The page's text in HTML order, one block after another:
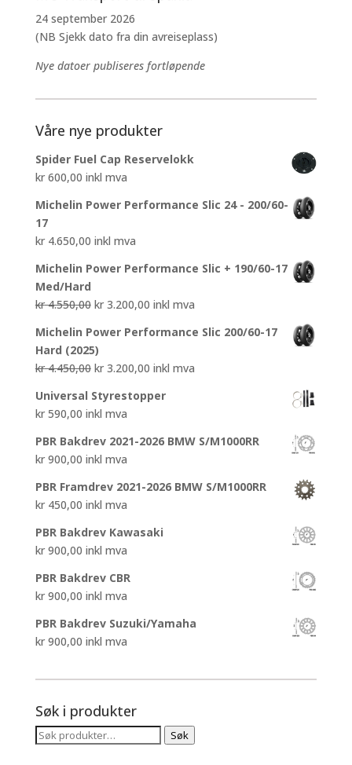
24 september 2026
(NB Sjekk dato fra din avreiseplass)
Nye datoer publiseres fortløpende
Våre nye produkter
Spider Fuel Cap Reservelokk
kr600,00 inkl mva
Michelin Power Performance Slic 24 - 200/60-
17
kr4.650,00 inkl mva
Michelin Power Performance Slic + 190/60-17
Med/Hard
kr4.550,00 Opprinnelig
var:
kr 4.550,00.
kr3.200,00Nåværende
er:
inkl mva
Michelin Power Performance Slic 200/60-17
Hard (2025)
kr4.450,00 Opprinnelig
var:
kr 4.450,00.
kr3.200,00Nåværende
er:
inkl mva
Universal Styrestopper
kr590,00 inkl mva
PBR Bakdrev 2021-2026 BMW S/M1000RR
kr900,00 inkl mva
PBR Framdrev 2021-2026 BMW S/M1000RR
kr450,00 inkl mva
PBR Bakdrev Kawasaki
kr900,00 inkl mva
PBR Bakdrev CBR
kr900,00 inkl mva
PBR Bakdrev Suzuki/Yamaha
kr900,00 inkl mva
Søk i produkter
Søk
Søk